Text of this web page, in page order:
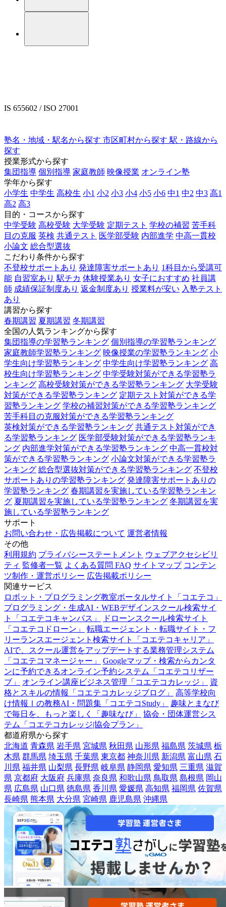
IS 655602 / ISO 27001
塾名・地域・駅名から探す 市区町村から探す 駅・路線から
探す
授業形式から探す
集団指導 個別指導 家庭教師 映像授業 オンライン塾
学年から探す
小学生 中学生 高校生 小1 小2 小3 小4 小5 小6 中1 中2 中3 高1
高2 高3
目的・コースから探す
中学受験 高校受験 大学受験 定期テスト 学校の補習 苦手科
目の克服 英検 共通テスト 医学部受験 内部進学 中高一貫校
小論文 総合型選抜
こだわり条件から探す
不登校サポートあり 発達障害サポートあり 1科目から受講可
能 自習室あり 駅チカ 体験授業あり 女子におすすめ 社員講
師 成績保証制度あり 返金制度あり 授業料が安い 入塾テスト
あり
講習から探す
春期講習 夏期講習 冬期講習
全国の人気ランキングから探す
集団指導の学習塾ランキング 個別指導の学習塾ランキング
家庭教師学習塾ランキング 映像授業の学習塾ランキング 小
学生向け学習塾ランキング 中学生向け学習塾ランキング 高
校生向け学習塾ランキング 中学受験対策ができる学習塾ラ
ンキング 高校受験対策ができる学習塾ランキング 大学受験
対策ができる学習塾ランキング 定期テスト対策ができる学
習塾ランキング 学校の補習対策ができる学習塾ランキング
苦手科目の克服対策ができる学習塾ランキング
英検対策ができる学習塾ランキング 共通テスト対策ができ
る学習塾ランキング 医学部受験対策ができる学習塾ランキ
ング 内部進学対策ができる学習塾ランキング 中高一貫校対
策ができる学習塾ランキング 小論文対策ができる学習塾ラ
ンキング 総合型選抜対策ができる学習塾ランキング 不登校
サポートありの学習塾ランキング 発達障害サポートありの
学習塾ランキング 春期講習を実施している学習塾ランキン
グ 夏期講習を実施している学習塾ランキング 冬期講習を実
施している学習塾ランキング
サポート
お問い合わせ・広告掲載について 運営者情報
その他
利用規約 プライバシーステートメント ウェブアクセシビリ
ティ 監修者一覧 よくある質問 FAQ サイトマップ コンテン
ツ制作・運営ポリシー 広告掲載ポリシー
関連サービス
ロボット・プログラミング教室ポータルサイト「コエテコ」
プログラミング・生成AI・WEBデザインスクール検索サイ
ト「コエテコキャンパス」
ドローンスクール検索サイト
「コエテコドローン」
転職エージェント・転職サイト・フ
リーランスエージェント検索サイト「コエテコキャリア」
AIで、スクール運営をアップデートする業務管理システム
「コエテコマネージャー」
Googleマップ・検索からカンタ
ンに予約できるオンライン予約システム「コエテコリザー
ブ」
オンライン講座ビジネス管理「コエテコカレッジ」
資
格とスキルの情報「コエテコカレッジブログ」
高等学校向
け情報Ⅰの教務AI・問題集「コエテコStudy」
趣味とまなび
で毎日を、もっと楽しく「趣味なび」
協会・団体運営シス
テム「コエテコカレッジ|協会プラン」
都道府県から探す
北海道 青森県 岩手県 宮城県 秋田県 山形県 福島県 茨城県 栃
木県 群馬県 埼玉県 千葉県 東京都 神奈川県 新潟県 富山県 石
川県 福井県 山梨県 長野県 岐阜県 静岡県 愛知県 三重県 滋賀
県 京都府 大阪府 兵庫県 奈良県 和歌山県 鳥取県 島根県 岡山
県 広島県 山口県 徳島県 香川県 愛媛県 高知県 福岡県 佐賀県
長崎県 熊本県 大分県 宮崎県 鹿児島県 沖縄県